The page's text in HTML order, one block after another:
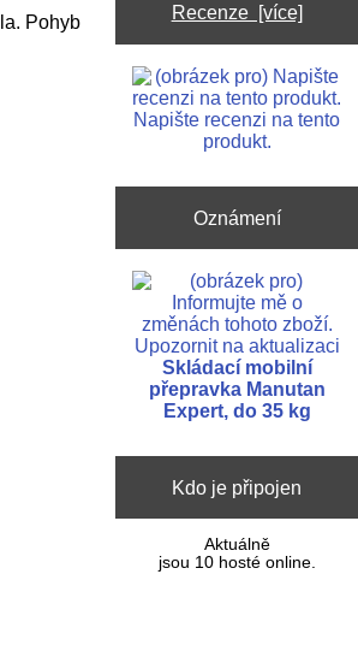
Pohyb
Recenze [více]
Napište recenzi na tento
produkt.
Oznámení
Upozornit na aktualizaci
Skládací mobilní
přepravka Manutan
Expert, do 35 kg
Kdo je připojen
Aktuálně
jsou 10 hosté online.